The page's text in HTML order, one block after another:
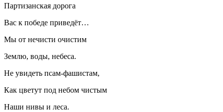
Партизанская дорога
Вас к победе приведёт…
Мы от нечисти очистим
Землю, воды, небеса.
Не увидеть псам-фашистам,
Как цветут под небом чистым
Наши нивы и леса.